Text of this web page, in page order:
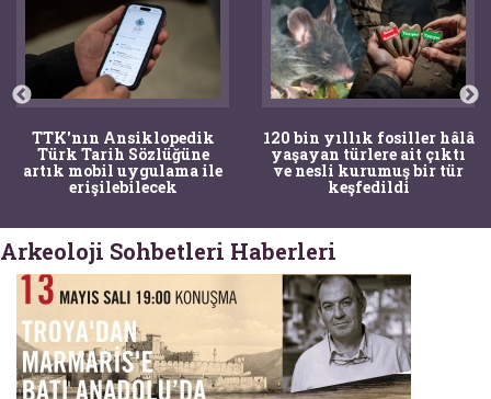
TTK'nın Ansiklopedik
Türk Tarih Sözlüğüne
artık mobil uygulama ile
erişilebilecek
120 bin yıllık fosiller hâlâ
yaşayan türlere ait çıktı
ve nesli kurumuş bir tür
keşfedildi
Arkeoloji Sohbetleri Haberleri